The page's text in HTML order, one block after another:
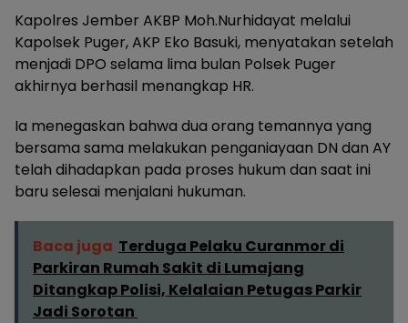
Kapolres Jember AKBP Moh.Nurhidayat melalui
Kapolsek Puger, AKP Eko Basuki, menyatakan setelah
menjadi DPO selama lima bulan Polsek Puger
akhirnya berhasil menangkap HR.
Ia menegaskan bahwa dua orang temannya yang
bersama sama melakukan penganiayaan DN dan AY
telah dihadapkan pada proses hukum dan saat ini
baru selesai menjalani hukuman.
Baca juga Terduga Pelaku Curanmor di
Parkiran Rumah Sakit di Lumajang
Ditangkap Polisi, Kelalaian Petugas Parkir
Jadi Sorotan